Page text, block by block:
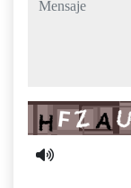
Captcha